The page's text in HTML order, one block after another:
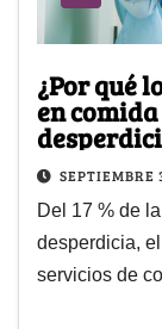
¿Por qué
en
SEPTIEMBRE
Del 17 % de
desperdicia,
servicios de